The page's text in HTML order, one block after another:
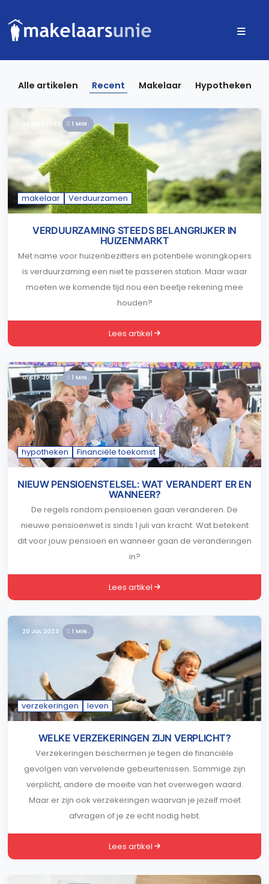
Alle artikelen Recent Makelaar Hypotheken
29 NOV 2023 1 MIN.
makelaar Verduurzamen
VERDUURZAMING STEEDS BELANGRIJKER IN
HUIZENMARKT
Met name voor huizenbezitters en potentiele woningkopers
is verduurzaming een niet te passeren station. Maar waar
moeten we komende tijd nou een beetje rekening mee
houden?
Lees artikel
01 SEP 2023 1 MIN.
hypotheken Financiële toekomst
NIEUW PENSIOENSTELSEL: WAT VERANDERT ER EN
WANNEER?
De regels rondom pensioenen gaan veranderen. De
nieuwe pensioenwet is sinds 1 juli van kracht. Wat betekent
dit voor jouw pensioen en wanneer gaan de veranderingen
in?
Lees artikel
20 JUL 2023 1 MIN.
verzekeringen leven
WELKE VERZEKERINGEN ZIJN VERPLICHT?
Verzekeringen beschermen je tegen de financiële
gevolgen van vervelende gebeurtenissen. Sommige zijn
verplicht, andere de moeite van het overwegen waard.
Maar er zijn ook verzekeringen waarvan je jezelf moet
afvragen of je ze echt nodig hebt.
Lees artikel